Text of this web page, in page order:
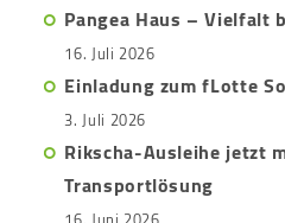
Pangea Haus – Vielfalt
16. Juli 2026
Einladung zum fLotte
3. Juli 2026
Rikscha-Ausleihe jetzt
Transportlösung